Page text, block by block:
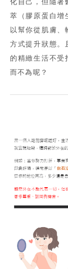
萃（膠原蛋白增
以幫你從肌膚、
方式提升狀態。
的精緻生活不受
而不為呢？